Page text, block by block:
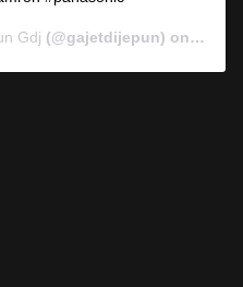
Gdj (@gajetdijepun) on Jan 7,